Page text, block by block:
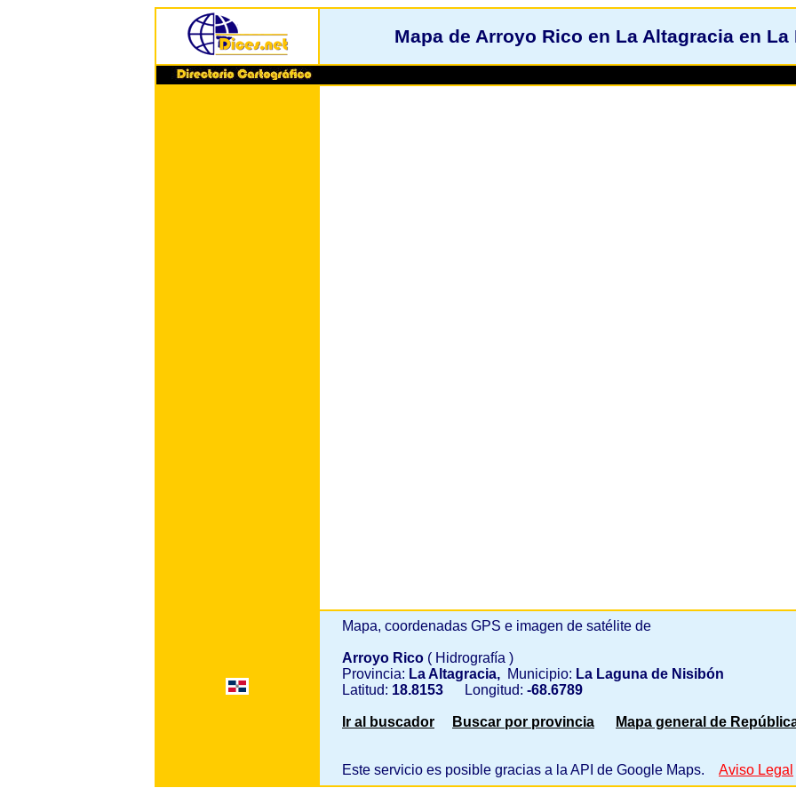
Mapa de Arroyo Rico en La Altagracia en
Mapa, coordenadas GPS e imagen de satélite de
Arroyo Rico ( Hidrografía )
Provincia: La Altagracia, Municipio: La Laguna de Nisibón
Latitud: 18.8153 Longitud: -68.6789
Ir al buscador Buscar por provincia Mapa general de
Este servicio es posible gracias a la API de Google Maps. Aviso Legal